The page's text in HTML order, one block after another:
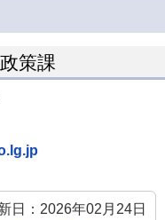
策課
日：2026年02月24日